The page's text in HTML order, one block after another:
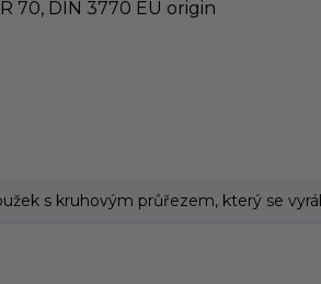
70, DIN 3770 EU origin
s kruhovým průřezem, který se